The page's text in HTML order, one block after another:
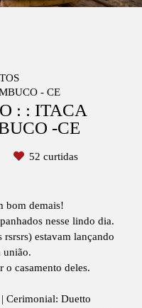
- CE
: : ITACA
-CE
52 curtidas
bom demais!
nesse lindo dia.
estavam lançando
união.
casamento deles.
Cerimonial: Duetto